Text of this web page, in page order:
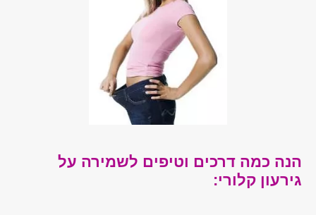
הנה כמה דרכים וטיפים לשמירה על
גירעון קלורי: